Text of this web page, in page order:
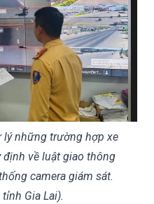
lý những trường hợp xe
về luật giao thông
camera giám sát.
Gia Lai).